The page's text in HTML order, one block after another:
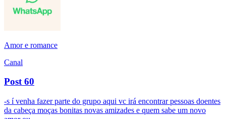
Amor e romance
Canal
Post 60
-s í venha fazer parte do grupo aqui vc irá encontrar pessoas doentes
da cabeça moças bonitas novas amizades e quem sabe um novo